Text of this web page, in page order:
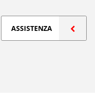
ASSISTENZA